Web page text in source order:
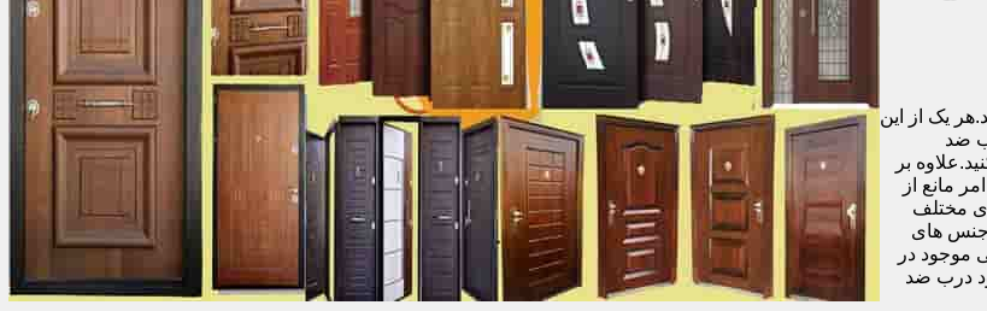
یک از این
ضد
بر
مانع از
مختلف
جنس های
موجود در
درب ضد